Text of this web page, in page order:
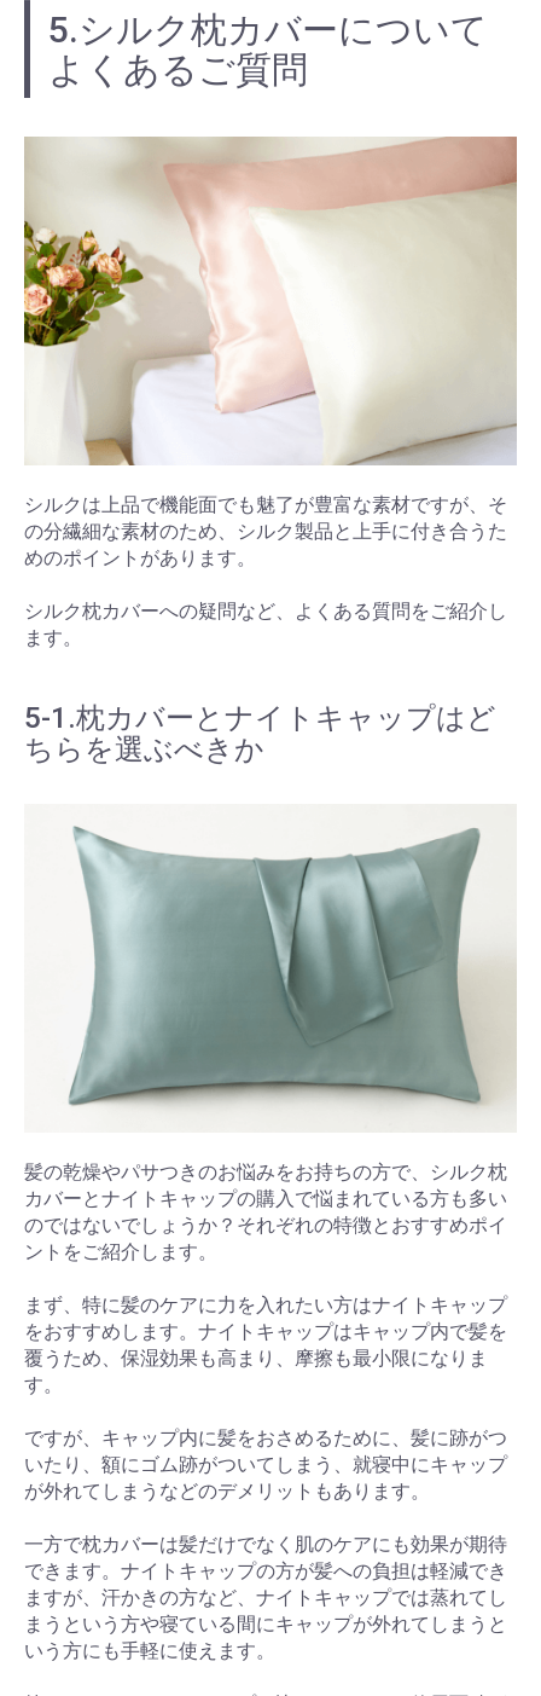
5.シルク枕カバーについて
よくあるご質問
シルクは上品で機能面でも魅了が豊富な素材ですが、そ
の分繊細な素材のため、シルク製品と上手に付き合うた
めのポイントがあります。
シルク枕カバーへの疑問など、よくある質問をご紹介し
ます。
5-1.枕カバーとナイトキャップはど
ちらを選ぶべきか
髪の乾燥やパサつきのお悩みをお持ちの方で、シルク枕
カバーとナイトキャップの購入で悩まれている方も多い
のではないでしょうか？それぞれの特徴とおすすめポイ
ントをご紹介します。
まず、特に髪のケアに力を入れたい方はナイトキャップ
をおすすめします。ナイトキャップはキャップ内で髪を
覆うため、保湿効果も高まり、摩擦も最小限になりま
す。
ですが、キャップ内に髪をおさめるために、髪に跡がつ
いたり、額にゴム跡がついてしまう、就寝中にキャップ
が外れてしまうなどのデメリットもあります。
一方で枕カバーは髪だけでなく肌のケアにも効果が期待
できます。ナイトキャップの方が髪への負担は軽減でき
ますが、汗かきの方など、ナイトキャップでは蒸れてし
まうという方や寝ている間にキャップが外れてしまうと
いう方にも手軽に使えます。